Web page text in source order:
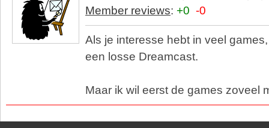
Member reviews: +0 -0
Als je interesse hebt in veel
een losse Dreamcast.
Maar ik wil eerst de games zoveel